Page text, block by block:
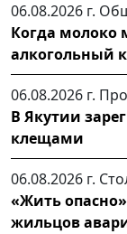
06.08.2026 г.
Когда молоко
алкогольный
06.08.2026 г.
В Якутии
клещами
06.08.2026 г.
«Жить
жильцов